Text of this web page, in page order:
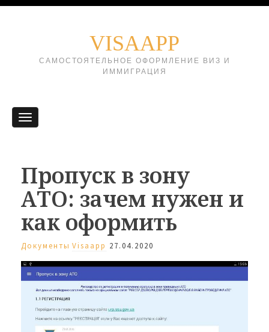
VISAAPP
САМОСТОЯТЕЛЬНОЕ ОФОРМЛЕНИЕ ВИЗ И
ИММИГРАЦИЯ
Пропуск в зону
АТО: зачем нужен и
как оформить
Документы Visaapp 27.04.2020